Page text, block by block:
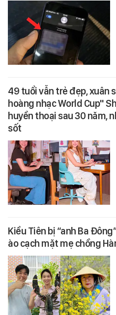
49 tuổi vẫn trẻ đẹp, xuân
hoàng nhạc World Cup"
huyền thoại sau 30 năm,
sốt
Kiều Tiên bị “anh Ba
ào cạch mặt mẹ chồng